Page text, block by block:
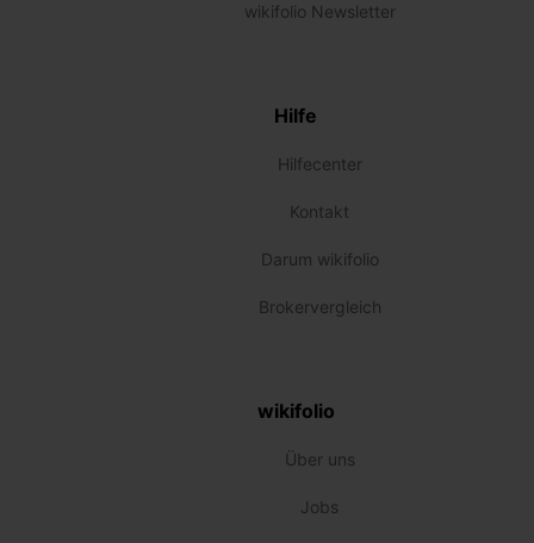
wikifolio Newsletter
Hilfe
Hilfecenter
Kontakt
Darum wikifolio
Brokervergleich
wikifolio
Über uns
Jobs